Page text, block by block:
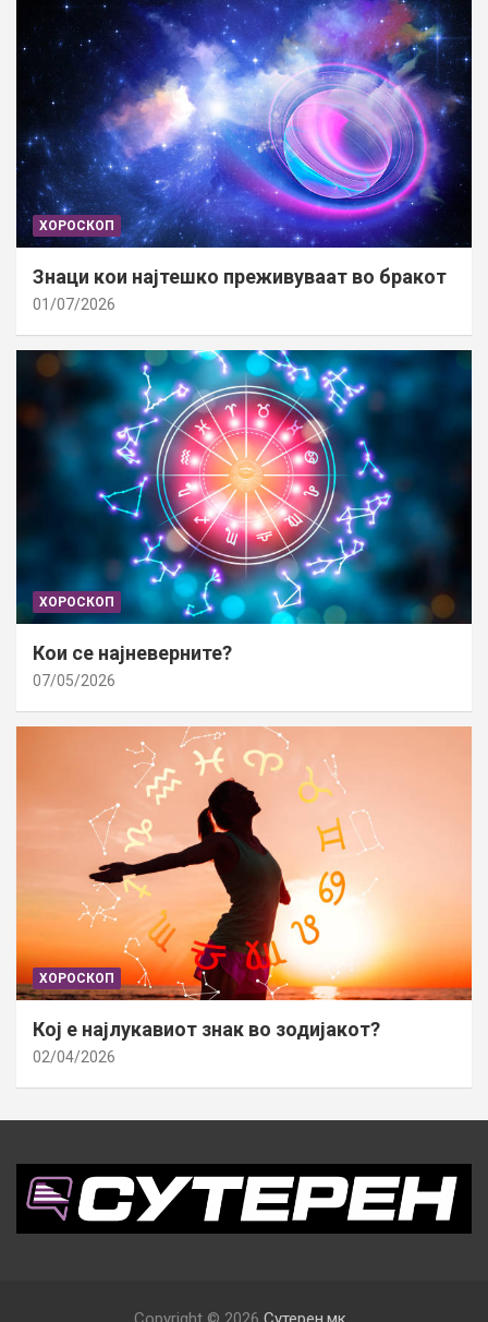
ХОРОСКОП
Знаци кои најтешко преживуваат во бракот
01/07/2026
ХОРОСКОП
Кои се најневерните?
07/05/2026
ХОРОСКОП
Кој е најлукавиот знак во зодијакот?
02/04/2026